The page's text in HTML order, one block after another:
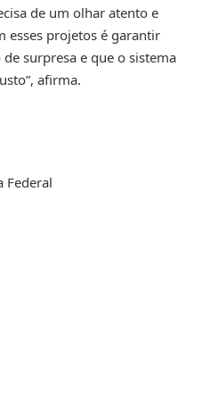
de um olhar atento e
esses projetos é garantir
surpresa e que o sistema
afirma.
Federal